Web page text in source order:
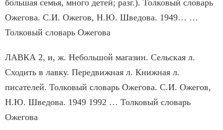
большая семья, много детей; разг.). Толковый словарь
Ожегова. С.И. Ожегов, Н.Ю. Шведова. 1949… …
Толковый словарь Ожегова
ЛАВКА 2, и, ж. Небольшой магазин. Сельская л.
Сходить в лавку. Передвижная л. Книжная л.
писателей. Толковый словарь Ожегова. С.И. Ожегов,
Н.Ю. Шведова. 1949 1992 … Толковый словарь
Ожегова